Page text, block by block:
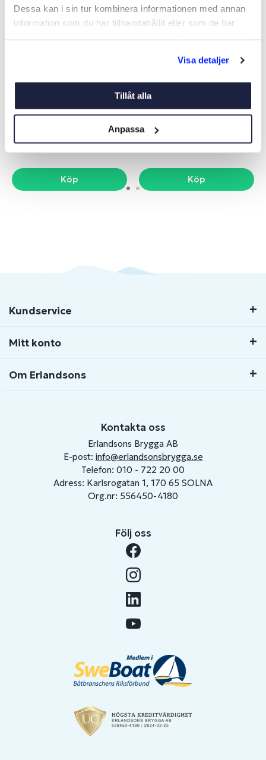
Dessa kan i sin tur kombinera informationen med annan
information som du har tillhandahållit eller som de har
Visa detaljer
Tillåt alla
Anpassa
BÅTSPORTKORT
STOCKHOLM MELLAN 2026
Art nr: 03701
Köp
STOCKHOLM NORRA 2026
Art nr: 03700
899 kr
Nettopris
Köp
Kundservice
Mitt konto
Om Erlandsons
Kontakta oss
Erlandsons Brygga AB
E-post: info@erlandsonsbrygga.se
Telefon: 010 - 722 20 00
Adress: Karlsrogatan 1, 170 65 SOLNA
Org.nr: 556450-4180
Följ oss